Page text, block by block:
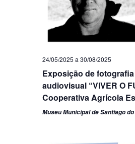
24/05/2025 a 30/08/2025
Exposição de
audiovisual “VIVER O
Cooperativa Agrícola
Museu Municipal de Santiago